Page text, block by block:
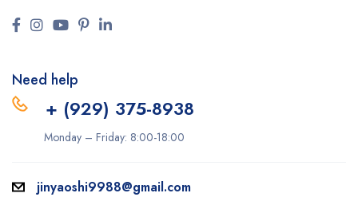
Need help
+ (929) 375-8938
Monday – Friday: 8:00-18:00
jinyaoshi9988@gmail.com